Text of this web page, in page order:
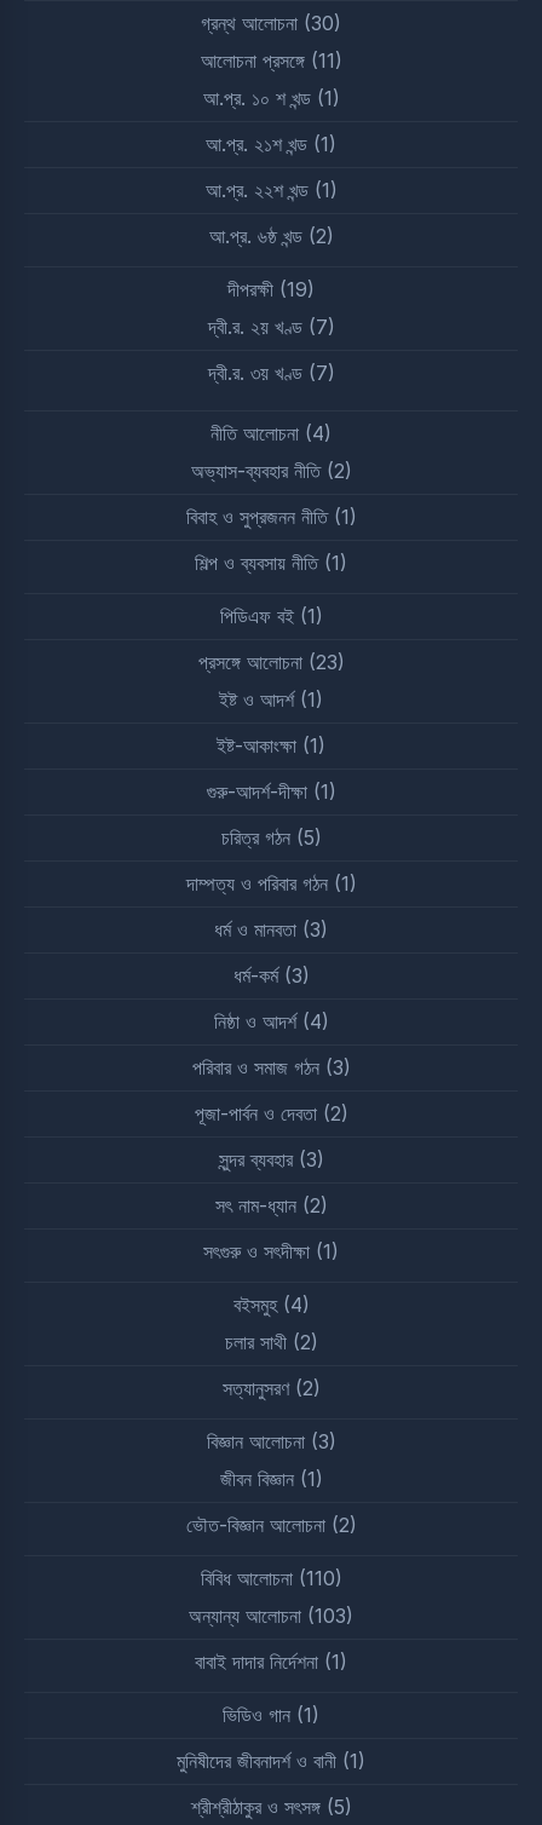
গ্রন্থ আলোচনা (30)
আলোচনা প্রসঙ্গে(11)
আ.প্র. ১০ শ খন্ড(1)
আ.প্র. ২১শ খন্ড (1)
আ.প্র. ২২শ খন্ড(1)
আ.প্র. ৬ষ্ঠ খন্ড(2)
দীপরক্ষী (19)
দ্বী.র. ২য় খণ্ড(7)
দ্বী.র. ৩য় খণ্ড(7)
নীতি আলোচনা (4)
অভ্যাস-ব্যবহার নীতি(2)
বিবাহ ও সুপ্রজনন নীতি(1)
শিল্প ও ব্যবসায় নীতি(1)
পিডিএফ বই(1)
প্রসঙ্গে আলোচনা(23)
ইষ্ট ও আদর্শ(1)
ইষ্ট-আকাংক্ষা (1)
গুরু-আদর্শ-দীক্ষা(1)
চরিত্র গঠন(5)
দাম্পত্য ও পরিবার গঠন(1)
ধর্ম ও মানবতা (3)
ধর্ম-কর্ম(3)
নিষ্ঠা ও আদর্শ(4)
পরিবার ও সমাজ গঠন(3)
পূজা-পার্বন ও দেবতা(2)
সুন্দর ব্যবহার(3)
সৎ নাম-ধ্যান(2)
সৎগুরু ও সৎদীক্ষা (1)
বইসমুহ(4)
চলার সাথী(2)
সত্যানুসরণ(2)
বিজ্ঞান আলোচনা(3)
জীবন বিজ্ঞান(1)
ভৌত-বিজ্ঞান আলোচনা(2)
বিবিধ আলোচনা(110)
অন্যান্য আলোচনা (103)
বাবাই দাদার নির্দেশনা (1)
ভিডিও গান (1)
মুনিষীদের জীবনাদর্শ ও বানী (1)
শ্রীশ্রীঠাকুর ও সৎসঙ্গ(5)